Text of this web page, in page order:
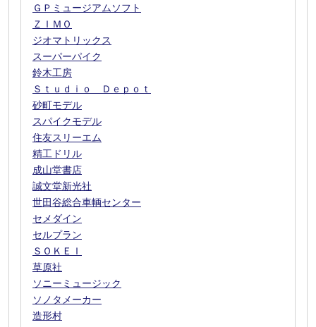
ＧＰミュージアムソフト
ＺＩＭＯ
ジオマトリックス
スーパーパイク
鈴木工房
Ｓｔｕｄｉｏ Ｄｅｐｏｔ
砂町モデル
スパイクモデル
住友スリーエム
精工ドリル
成山堂書店
誠文堂新光社
世田谷総合車輌センター
セメダイン
セルプラン
ＳＯＫＥＩ
草原社
ソニーミュージック
ソノタメーカー
造形村